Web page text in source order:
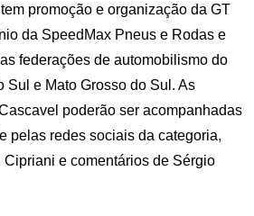
promoção e organização da GT
da SpeedMax Pneus e Rodas e
federações de automobilismo do
Sul e Mato Grosso do Sul. As
poderão ser acompanhadas
pelas redes sociais da categoria,
e comentários de Sérgio